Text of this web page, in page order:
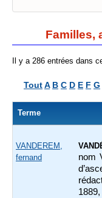
Familles,
Il y a 286 entrées dans
ToutA B C D E F G
Terme
VANDEREM,
fernand
nom